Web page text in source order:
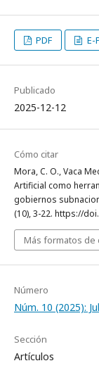
PDF E-
Publicado
2025-12-12
Cómo citar
Mora, C. O., Vaca
Artificial como
gobiernos
(10), 3-22. https://
Más formatos de
Número
Núm. 10 (2025):
Sección
Artículos